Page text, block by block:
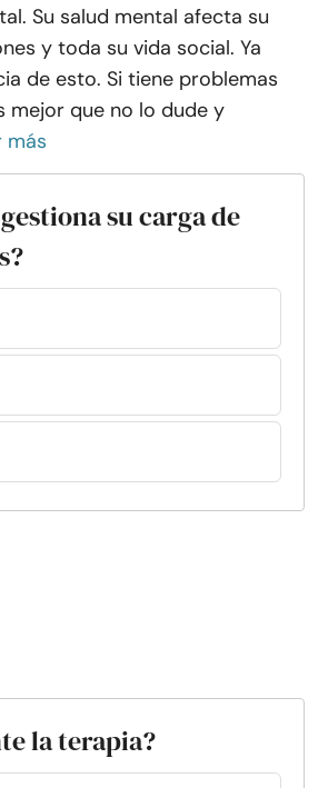
Su salud mental afecta su
y toda su vida social. Ya
de esto. Si tiene problemas
mejor que no lo dude y
más
su carga de
la terapia?